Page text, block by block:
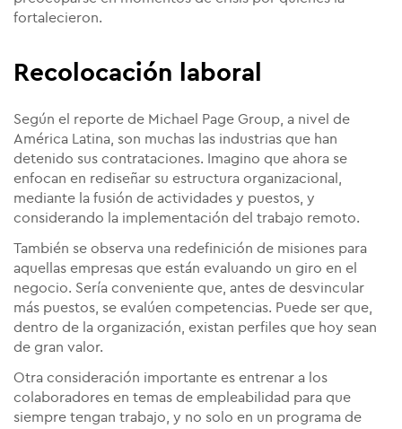
fortalecieron.
Recolocación laboral
Según el reporte de Michael Page Group, a nivel de
América Latina, son muchas las industrias que han
detenido sus contrataciones. Imagino que ahora se
enfocan en rediseñar su estructura organizacional,
mediante la fusión de actividades y puestos, y
considerando la implementación del trabajo remoto.
También se observa una redefinición de misiones para
aquellas empresas que están evaluando un giro en el
negocio. Sería conveniente que, antes de desvincular
más puestos, se evalúen competencias. Puede ser que,
dentro de la organización, existan perfiles que hoy sean
de gran valor.
Otra consideración importante es entrenar a los
colaboradores en temas de empleabilidad para que
siempre tengan trabajo, y no solo en un programa de